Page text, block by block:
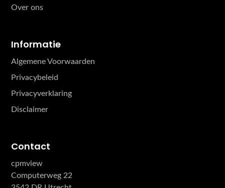
Over ons
Informatie
Algemene Voorwaarden
Privacybeleid
Privacyverklaring
Disclaimer
Contact
cpmview
Computerweg 22